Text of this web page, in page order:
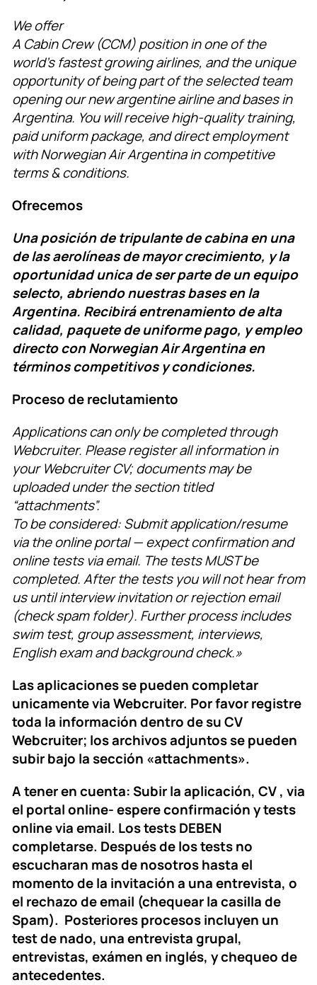
We offer
A Cabin Crew (CCM) position in one of the
world’s fastest growing airlines, and the unique
opportunity of being part of the selected team
opening our new argentine airline and bases in
Argentina. You will receive high-quality training,
paid uniform package, and direct employment
with Norwegian Air Argentina in competitive
terms & conditions.
Ofrecemos
Una posición de tripulante de cabina en una
de las aerolíneas de mayor crecimiento, y la
oportunidad unica de ser parte de un equipo
selecto, abriendo nuestras bases en la
Argentina. Recibirá entrenamiento de alta
calidad, paquete de uniforme pago, y empleo
directo con Norwegian Air Argentina en
términos competitivos y condiciones.
Proceso de reclutamiento
Applications can only be completed through
Webcruiter. Please register all information in
your Webcruiter CV; documents may be
uploaded under the section titled
“attachments”.
To be considered: Submit application/resume
via the online portal — expect confirmation and
online tests via email. The tests MUST be
completed. After the tests you will not hear from
us until interview invitation or rejection email
(check spam folder). Further process includes
swim test, group assessment, interviews,
English exam and background check.»
Las aplicaciones se pueden completar
unicamente via Webcruiter. Por favor registre
toda la información dentro de su CV
Webcruiter; los archivos adjuntos se pueden
subir bajo la sección «attachments».
A tener en cuenta: Subir la aplicación, CV , via
el portal online- espere confirmación y tests
online via email. Los tests DEBEN
completarse. Después de los tests no
escucharan mas de nosotros hasta el
momento de la invitación a una entrevista, o
el rechazo de email (chequear la casilla de
Spam). Posteriores procesos incluyen un
test de nado, una entrevista grupal,
entrevistas, exámen en inglés, y chequeo de
antecedentes.